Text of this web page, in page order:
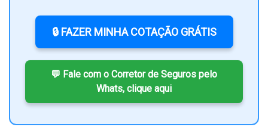
🔒 FAZER MINHA COTAÇÃO GRÁTIS
💬 Fale com o Corretor de Seguros pelo
Whats, clique aqui